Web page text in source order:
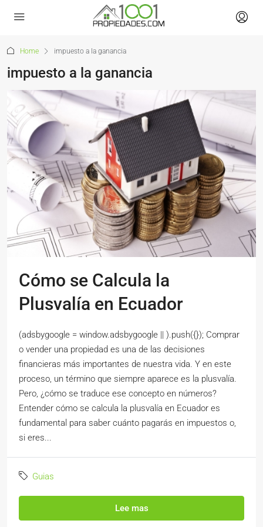
Home impuesto a la ganancia
impuesto a la ganancia
Cómo se Calcula la
Plusvalía en Ecuador
(adsbygoogle = window.adsbygoogle || ).push({}); Comprar
o vender una propiedad es una de las decisiones
financieras más importantes de nuestra vida. Y en este
proceso, un término que siempre aparece es la plusvalía.
Pero, ¿cómo se traduce ese concepto en números?
Entender cómo se calcula la plusvalía en Ecuador es
fundamental para saber cuánto pagarás en impuestos o,
si eres...
Guias
Lee mas